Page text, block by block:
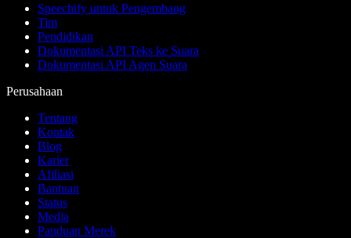
Speechify untuk Pengembang
Tim
Pendidikan
Dokumentasi API Teks ke Suara
Dokumentasi API Agen Suara
Perusahaan
Tentang
Kontak
Blog
Karier
Afiliasi
Bantuan
Status
Media
Panduan Merek